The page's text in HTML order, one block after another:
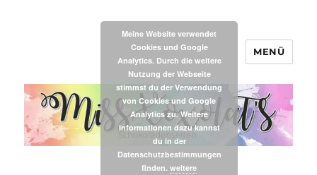
MissXoxolat's
MENÜ
Meine Website verwendet
Cookies und Google
Analytics. Durch die weitere
Nutzung der Webseite
stimmst du der Verwendung
von Cookies und Google
Analytics zu. Weitere
Informationen dazu kannst
du in der
Datenschutzbestimmungen
finden. weitere